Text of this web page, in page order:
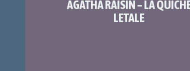
AGATHA RAISIN – LA
LETALE